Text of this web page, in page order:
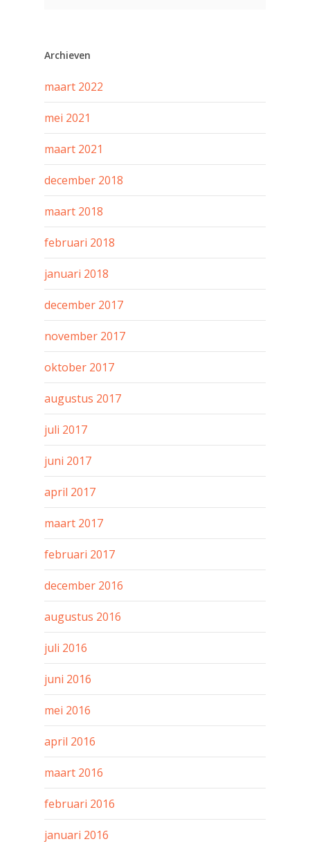
Archieven
maart 2022
mei 2021
maart 2021
december 2018
maart 2018
februari 2018
januari 2018
december 2017
november 2017
oktober 2017
augustus 2017
juli 2017
juni 2017
april 2017
maart 2017
februari 2017
december 2016
augustus 2016
juli 2016
juni 2016
mei 2016
april 2016
maart 2016
februari 2016
januari 2016